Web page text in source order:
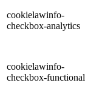
cookielawinfo-
checkbox-analytics
cookielawinfo-
checkbox-functional